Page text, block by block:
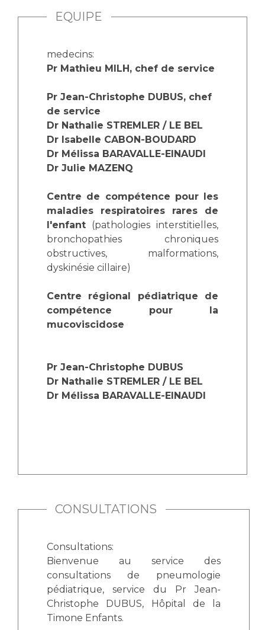
Laïcité et cultes
Les associations
Salon des familles
Transports sanitaires
Vos droits, vos devoirs
Handi 13
Pôle Médecine Physique et Réadaptation
Accueil sourds et malentendants
Charte Romain Jacob
Activité physique
Cancer
Maternité Hôpital Nord
Vos représentants
La Commission Des Usagers (CDU)
Les Comités Locaux des Usagers
Stages paramédicaux
Chercheurs
Les structures de recherche
Écoles et Instituts de Formation
Plateforme des internes
Professionnels de santé
Adresser un patient
Adresser un examen au Laboratoire de Biologie
Médicale
Radiologie / Imagerie
Les pôles d'activité médicale
Anatomie et Cytologie Pathologiques
Adresser un examen au Laboratoire d'Infectiologie
Presse / Multimédia
Communiqués de presse
Médiathèque
Fournisseurs
Rôles et missions
EQUIPE
medecins:
Pr Mathieu MILH, chef de service
Pr Jean-Christophe DUBUS, chef
de service
Dr Nathalie STREMLER / LE BEL
Dr Isabelle CABON-BOUDARD
Dr Mélissa BARAVALLE-EINAUDI
Dr Julie MAZENQ
Centre de compétence pour les
maladies respiratoires rares de
l'enfant (pathologies interstitielles,
bronchopathies chroniques
obstructives, malformations,
dyskinésie cillaire)
Centre régional pédiatrique de
compétence pour la
mucoviscidose
Pr Jean-Christophe DUBUS
Dr Nathalie STREMLER / LE BEL
Dr Mélissa BARAVALLE-EINAUDI
CONSULTATIONS
Consultations:
Bienvenue au service des
consultations de pneumologie
pédiatrique, service du Pr Jean-
Christophe DUBUS, Hôpital de la
Timone Enfants.